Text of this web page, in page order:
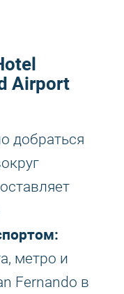
Airport
добраться
метро и
Fernando в